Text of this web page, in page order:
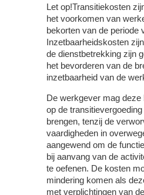
Let op!Transitiekosten
het voorkomen van
bekorten van de periode
Inzetbaarheidskosten
de dienstbetrekking zijn
het bevorderen van de
inzetbaarheid van de
De werkgever mag deze
op de
brengen, tenzij de
vaardigheden in
aangewend om de
bij aanvang van de
te oefenen. De kosten
mindering komen als
met verplichtingen van